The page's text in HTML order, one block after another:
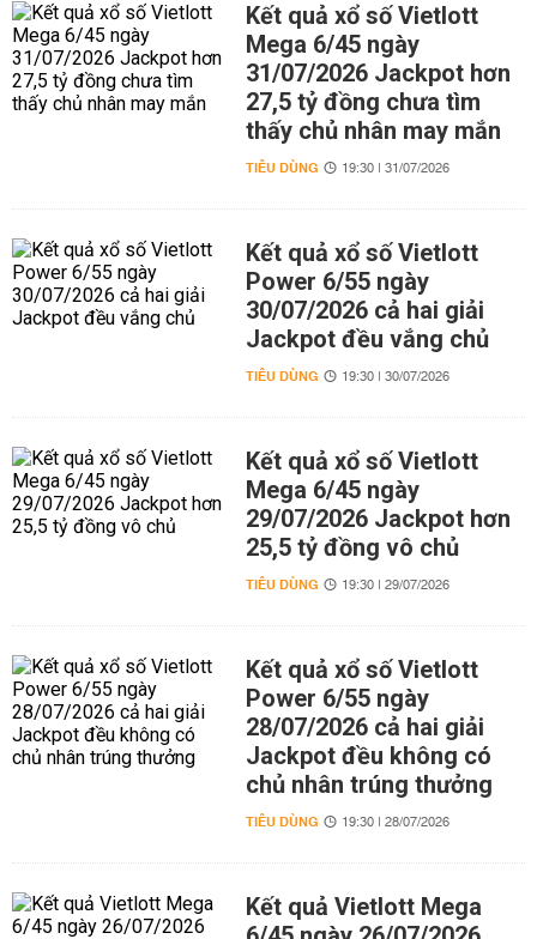
Kết quả xổ số Vietlott
Mega 6/45 ngày
31/07/2026 Jackpot hơn
27,5 tỷ đồng chưa tìm
thấy chủ nhân may mắn
TIÊU DÙNG 19:30 | 31/07/2026
Kết quả xổ số Vietlott
Power 6/55 ngày
30/07/2026 cả hai giải
Jackpot đều vắng chủ
TIÊU DÙNG 19:30 | 30/07/2026
Kết quả xổ số Vietlott
Mega 6/45 ngày
29/07/2026 Jackpot hơn
25,5 tỷ đồng vô chủ
TIÊU DÙNG 19:30 | 29/07/2026
Kết quả xổ số Vietlott
Power 6/55 ngày
28/07/2026 cả hai giải
Jackpot đều không có
chủ nhân trúng thưởng
TIÊU DÙNG 19:30 | 28/07/2026
Kết quả Vietlott Mega